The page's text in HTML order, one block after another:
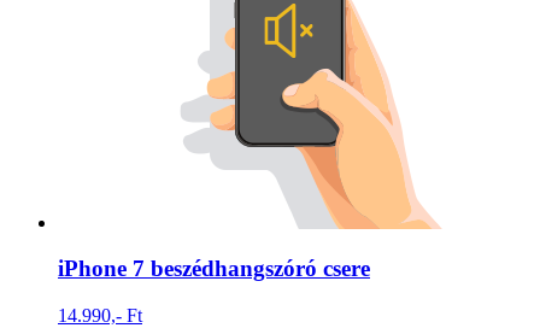
iPhone 7 beszédhangszóró csere
14.990,- Ft